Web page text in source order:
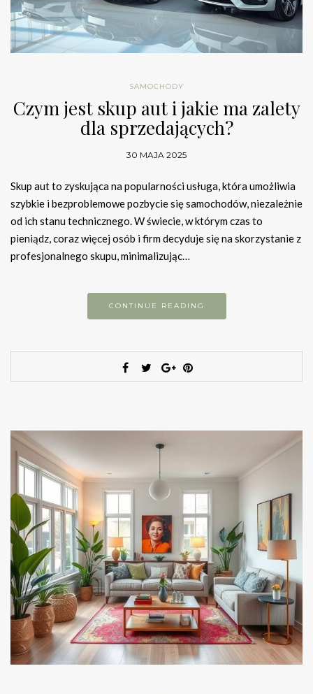
SAMOCHODY
Czym jest skup aut i jakie ma zalety
dla sprzedających?
30 MAJA 2025
Skup aut to zyskująca na popularności usługa, która umożliwia
szybkie i bezproblemowe pozbycie się samochodów, niezależnie
od ich stanu technicznego. W świecie, w którym czas to
pieniądz, coraz więcej osób i firm decyduje się na skorzystanie z
profesjonalnego skupu, minimalizując…
CONTINUE READING